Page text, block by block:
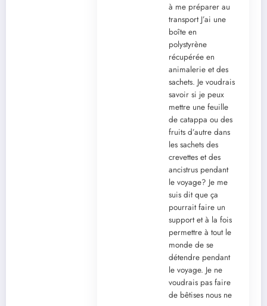
à me préparer au
transport J’ai une
boîte en
polystyrène
récupérée en
animalerie et des
sachets. Je voudrais
savoir si je peux
mettre une feuille
de catappa ou des
fruits d’autre dans
les sachets des
crevettes et des
ancistrus pendant
le voyage? Je me
suis dit que ça
pourrait faire un
support et à la fois
permettre à tout le
monde de se
détendre pendant
le voyage. Je ne
voudrais pas faire
de bêtises nous ne